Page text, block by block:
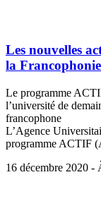
Les nouvelles
la
Le programme
l’université de
francophone
L’Agence
programme ACTIF
16 décembre 2020 -